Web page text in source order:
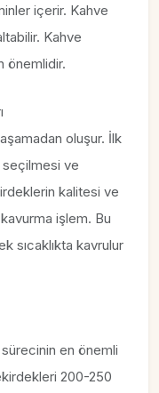
içerir. Kahve
Kahve
önemlidir.
oluşur. İlk
ve
kalitesi ve
işlem. Bu
sıcaklıkta kavrulur
en önemli
200-250